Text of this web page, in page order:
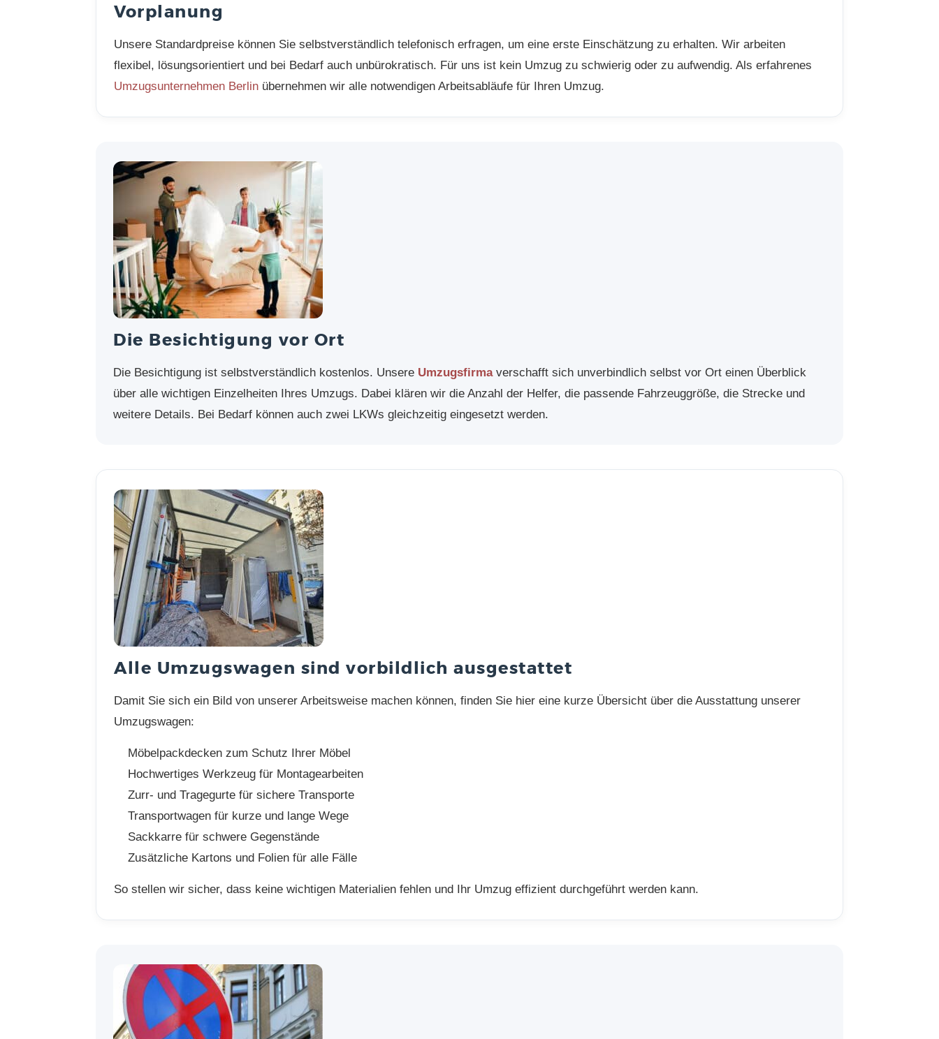
Vorplanung
Unsere Standardpreise können Sie selbstverständlich telefonisch erfragen, um eine erste Einschätzung zu erhalten. Wir arbeiten
flexibel, lösungsorientiert und bei Bedarf auch unbürokratisch. Für uns ist kein Umzug zu schwierig oder zu aufwendig. Als erfahrenes
Umzugsunternehmen Berlin übernehmen wir alle notwendigen Arbeitsabläufe für Ihren Umzug.
Die Besichtigung vor Ort
Die Besichtigung ist selbstverständlich kostenlos. Unsere Umzugsfirmaverschafft sich unverbindlich selbst vor Ort einen Überblick
über alle wichtigen Einzelheiten Ihres Umzugs. Dabei klären wir die Anzahl der Helfer, die passende Fahrzeuggröße, die Strecke und
weitere Details. Bei Bedarf können auch zwei LKWs gleichzeitig eingesetzt werden.
Alle Umzugswagen sind vorbildlich ausgestattet
Damit Sie sich ein Bild von unserer Arbeitsweise machen können, finden Sie hier eine kurze Übersicht über die Ausstattung unserer
Umzugswagen:
Möbelpackdecken zum Schutz Ihrer Möbel
Hochwertiges Werkzeug für Montagearbeiten
Zurr- und Tragegurte für sichere Transporte
Transportwagen für kurze und lange Wege
Sackkarre für schwere Gegenstände
Zusätzliche Kartons und Folien für alle Fälle
So stellen wir sicher, dass keine wichtigen Materialien fehlen und Ihr Umzug effizient durchgeführt werden kann.